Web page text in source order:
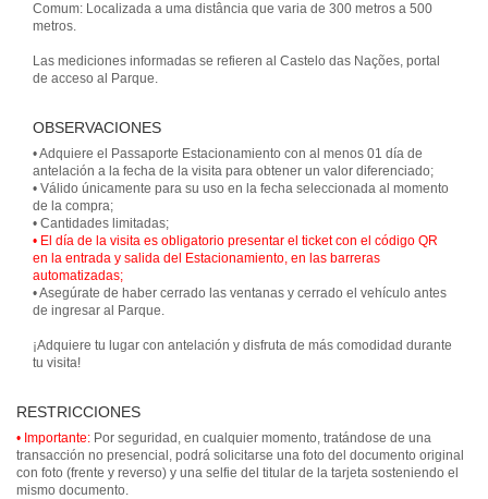
Comum: Localizada a uma distância que varia de 300 metros a 500
metros.
Las mediciones informadas se refieren al Castelo das Nações, portal
de acceso al Parque.
OBSERVACIONES
• Adquiere el Passaporte Estacionamiento con al menos 01 día de
antelación a la fecha de la visita para obtener un valor diferenciado;
• Válido únicamente para su uso en la fecha seleccionada al momento
de la compra;
• El día de la visita es obligatorio presentar el ticket con el código QR
en la entrada y salida del Estacionamiento, en las barreras
automatizadas;
• Asegúrate de haber cerrado las ventanas y cerrado el vehículo antes
de ingresar al Parque.
¡Adquiere tu lugar con antelación y disfruta de más comodidad durante
tu visita!
RESTRICCIONES
• Importante: Por seguridad, en cualquier momento, tratándose de una
transacción no presencial, podrá solicitarse una foto del documento original
con foto (frente y reverso) y una selfie del titular de la tarjeta sosteniendo el
mismo documento.